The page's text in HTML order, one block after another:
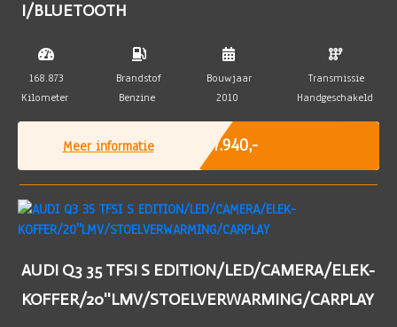
I/BLUETOOTH
168.873
Kilometer
Brandstof
Benzine
Bouwjaar
2010
Transmissie
Handgeschakeld
Meer informatie € 7.940,-
AUDI Q3 35 TFSI S EDITION/LED/CAMERA/ELEK-
KOFFER/20''LMV/STOELVERWARMING/CARPLAY